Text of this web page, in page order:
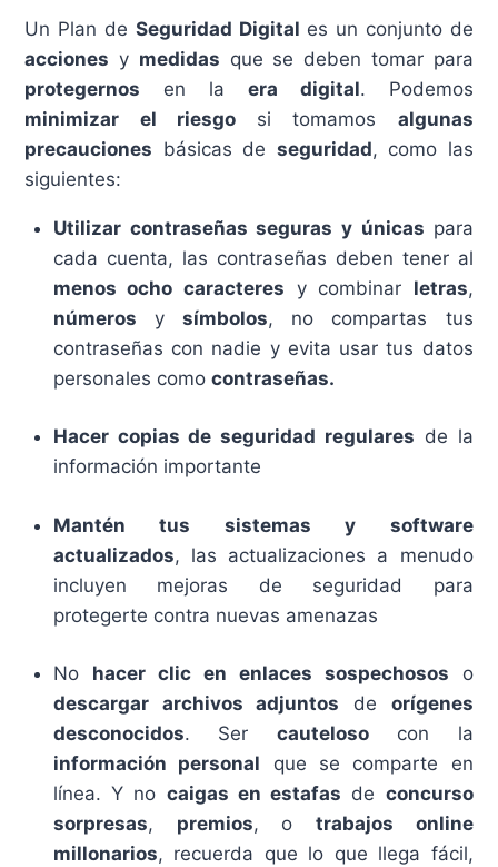
Un Plan deSeguridad Digital es un conjunto de
acciones y medidas que se deben tomar para
protegernos en la era digital. Podemos
minimizar el riesgosi tomamos algunas
precauciones básicas de seguridad, como las
siguientes:
Utilizar contraseñas seguras y únicas para
cada cuenta, las contraseñas deben tener al
menos ocho caracteres y combinar letras,
números ysímbolos, no compartas tus
contraseñas con nadie y evita usar tus datos
personales como contraseñas.
Hacer copias de seguridad regulares de la
información importante
Mantén tus sistemas y software
actualizados, las actualizaciones a menudo
incluyen mejoras de seguridad para
protegerte contra nuevas amenazas
No hacer clic en enlaces sospechosos o
descargar archivos adjuntos de orígenes
desconocidos. Ser cautelosocon la
información personal que se comparte en
línea. Y no caigas en estafas de concurso
sorpresas, premios, o trabajos online
millonarios, recuerda que lo que llega fácil,